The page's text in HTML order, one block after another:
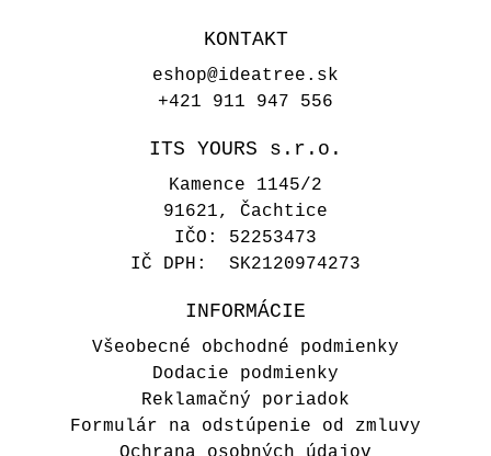
KONTAKT
eshop@ideatree.sk
+421 911 947 556
ITS YOURS s.r.o.
Kamence 1145/2
91621, Čachtice
IČO: 52253473
IČ DPH: SK2120974273
INFORMÁCIE
Všeobecné obchodné podmienky
Dodacie podmienky
Reklamačný poriadok
Formulár na odstúpenie od zmluvy